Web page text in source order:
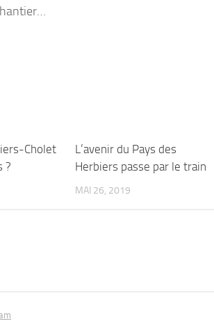
Cholet
?
L’avenir du Pays des
Herbiers passe par le train
MAI 26, 2019